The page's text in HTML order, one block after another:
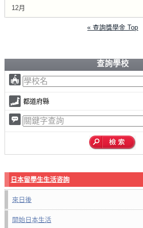
12月
« 查詢獎學金 Top
查詢學校
都道府縣
日本留學生生活咨詢
來日後
開始日本生活